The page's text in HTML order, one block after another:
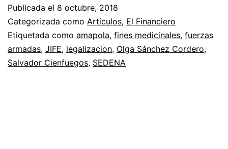
Publicada el 8 octubre, 2018
Categorizada como Artículos, El Financiero
Etiquetada como amapola, fines medicinales, fuerzas
armadas, JIFE, legalizacion, Olga Sánchez Cordero,
Salvador Cienfuegos, SEDENA